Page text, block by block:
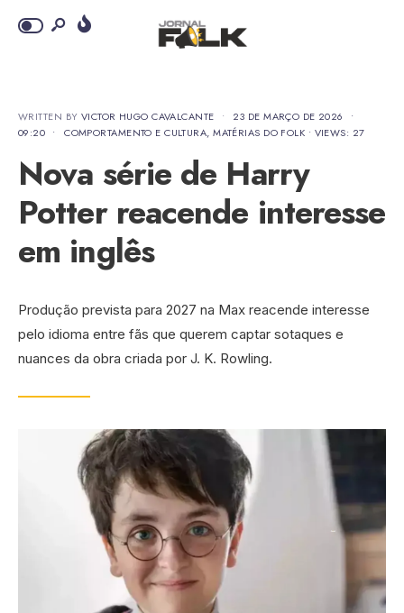
WRITTEN BY VICTOR HUGO CAVALCANTE • 23 DE MARÇO DE 2026
•
09:20 • COMPORTAMENTO E CULTURA,MATÉRIAS DO FOLK • VIEWS: 27
Nova série de Harry
Potter reacende interesse
em inglês
Produção prevista para 2027 na Max reacende interesse
pelo idioma entre fãs que querem captar sotaques e
nuances da obra criada por J. K. Rowling.